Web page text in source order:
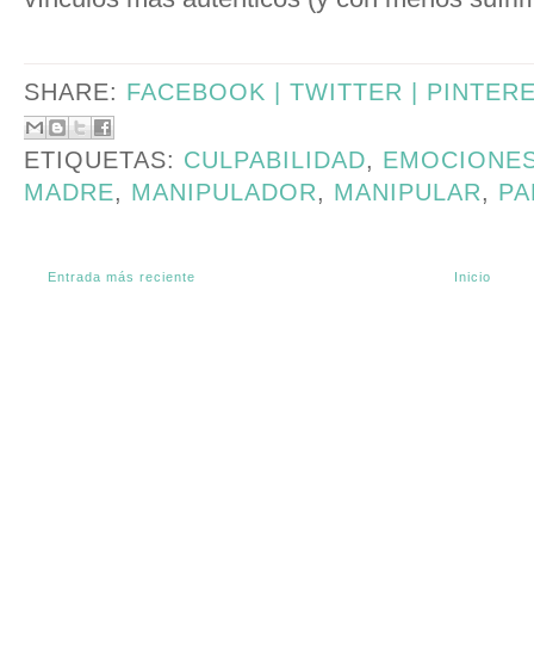
SHARE: FACEBOOK | TWITTER |
ETIQUETAS: CULPABILIDAD,
MADRE, MANIPULADOR, MANIPULAR,
Entrada más reciente Inicio